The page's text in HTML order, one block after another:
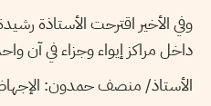
وفي الأخير اقترحت الأستاذة
داخل مراكز إيواء وجزاء في آن
الأستاذ/ منصف حمدون: